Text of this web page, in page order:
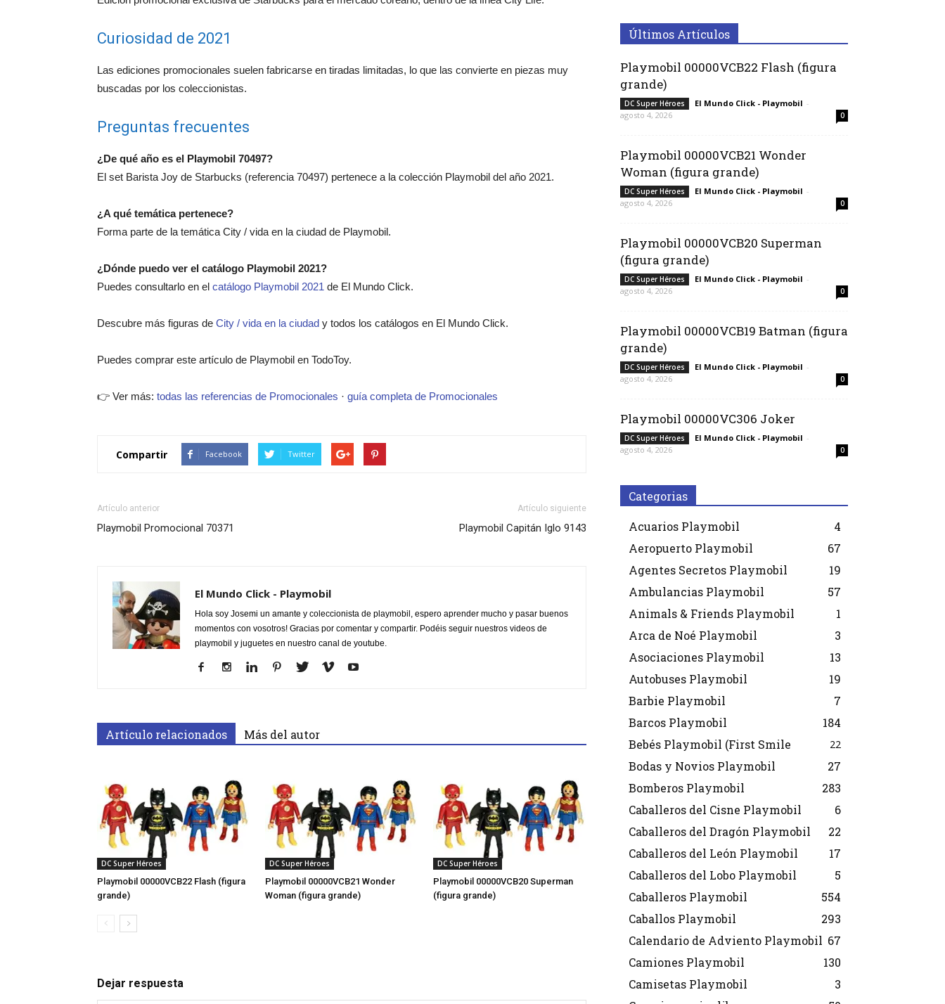
Curiosidad de 2021
Las ediciones promocionales suelen fabricarse en tiradas limitadas, lo que las convierte en piezas muy
buscadas por los coleccionistas.
Preguntas frecuentes
¿De qué año es el Playmobil 70497?
El set Barista Joy de Starbucks (referencia 70497) pertenece a la colección Playmobil del año 2021.
¿A qué temática pertenece?
Forma parte de la temática City / vida en la ciudad de Playmobil.
¿Dónde puedo ver el catálogo Playmobil 2021?
Puedes consultarlo en el catálogo Playmobil 2021 de El Mundo Click.
Descubre más figuras de City / vida en la ciudad y todos los catálogos en El Mundo Click.
Puedes comprar este artículo de Playmobil en TodoToy.
👉 Ver más: todas las referencias de Promocionales · guía completa de Promocionales
Compartir Facebook Twitter
Artículo anterior
Playmobil Promocional 70371
Artículo siguiente
Playmobil Capitán Iglo 9143
El Mundo Click - Playmobil
Hola soy Josemi un amante y coleccionista de playmobil, espero aprender mucho y pasar buenos
momentos con vosotros! Gracias por comentar y compartir. Podéis seguir nuestros videos de
playmobil y juguetes en nuestro canal de youtube.
Artículo relacionados Más del autor
DC Super Héroes
Playmobil 00000VCB22 Flash (figura
grande)
DC Super Héroes
Playmobil 00000VCB21 Wonder
Woman (figura grande)
DC Super Héroes
Playmobil 00000VCB20 Superman
(figura grande)
Dejar respuesta
Últimos Artículos
Playmobil 00000VCB22 Flash (figura
grande)
DC Super Héroes El Mundo Click - Playmobil -
agosto 4, 2026
0
Playmobil 00000VCB21 Wonder
Woman (figura grande)
DC Super Héroes El Mundo Click - Playmobil -
agosto 4, 2026
0
Playmobil 00000VCB20 Superman
(figura grande)
DC Super Héroes El Mundo Click - Playmobil -
agosto 4, 2026
0
Playmobil 00000VCB19 Batman (figura
grande)
DC Super Héroes El Mundo Click - Playmobil -
agosto 4, 2026
0
Playmobil 00000VC306 Joker
DC Super Héroes El Mundo Click - Playmobil -
agosto 4, 2026
0
Categorias
Acuarios Playmobil
4
Aeropuerto Playmobil
67
Agentes Secretos Playmobil
19
Ambulancias Playmobil
57
Animals & Friends Playmobil
1
Arca de Noé Playmobil
3
Asociaciones Playmobil
13
Autobuses Playmobil
19
Barbie Playmobil
7
Barcos Playmobil
184
Bebés Playmobil (First Smile
22
Bodas y Novios Playmobil
27
Bomberos Playmobil
283
Caballeros del Cisne Playmobil
6
Caballeros del Dragón Playmobil
22
Caballeros del León Playmobil
17
Caballeros del Lobo Playmobil
5
Caballeros Playmobil
554
Caballos Playmobil
293
Calendario de Adviento Playmobil 67
Camiones Playmobil
130
Camisetas Playmobil
3